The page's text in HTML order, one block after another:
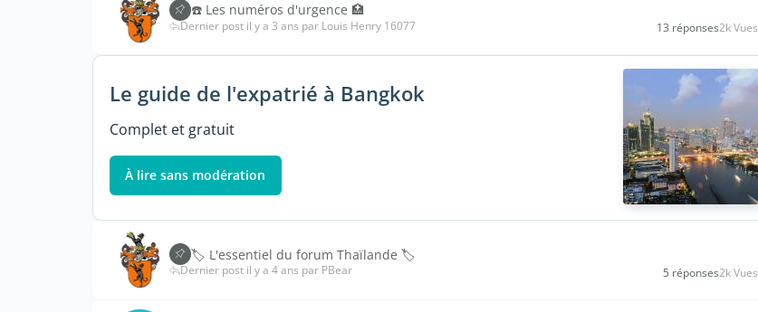
☎️ Les numéros d'urgence 🏥
Dernier post il y a 3 ans par Louis Henry 16077 13 réponses2k Vues
Le guide de l'expatrié à Bangkok
Complet et gratuit
À lire sans modération
🏷️ L'essentiel du forum Thaïlande 🏷️
Dernier post il y a 4 ans par PBear 5 réponses2k Vues